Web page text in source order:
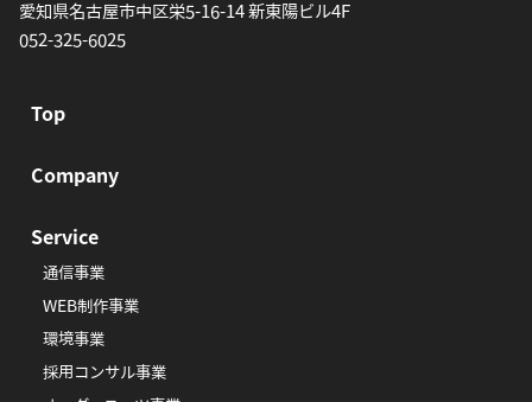
愛知県名古屋市中区栄5-16-14 新東陽ビル4F
052-325-6025
Top
Company
Service
通信事業
WEB制作事業
環境事業
採用コンサル事業